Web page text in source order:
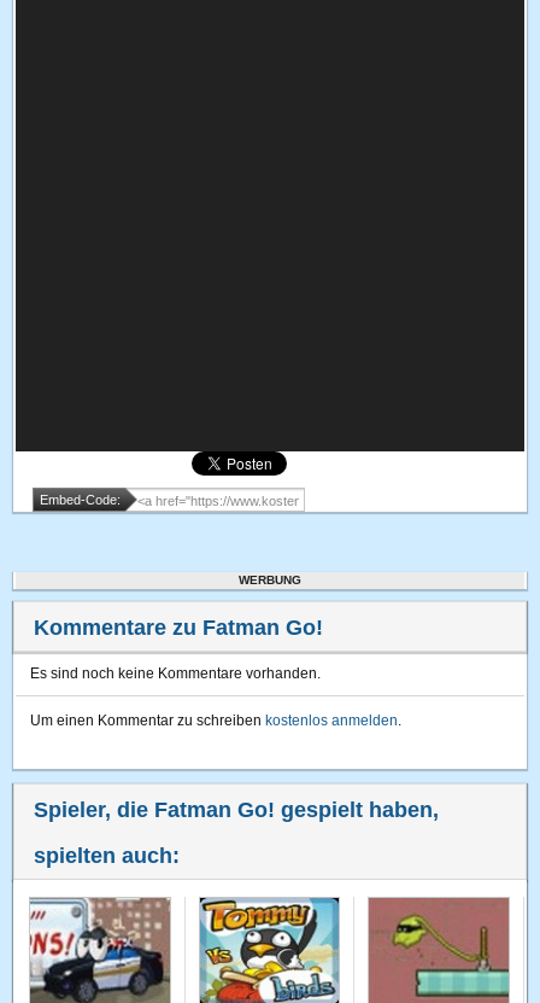
Embed-Code:
WERBUNG
Kommentare zu Fatman Go!
Es sind noch keine Kommentare vorhanden.
Um einen Kommentar zu schreiben kostenlos anmelden.
Spieler, die Fatman Go! gespielt haben,
spielten auch: